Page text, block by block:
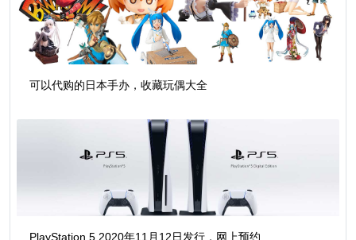
可以代购的日本手办，收藏玩偶大全
PlayStation 5 2020年11月12日发行，网上预约